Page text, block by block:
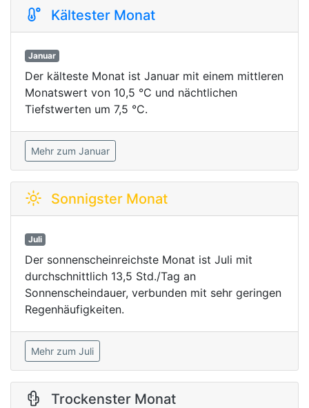
Kältester Monat
Januar
Der kälteste Monat ist Januar mit einem mittleren
Monatswert von 10,5 °C und nächtlichen
Tiefstwerten um 7,5 °C.
Mehr zum Januar
Sonnigster Monat
Juli
Der sonnenscheinreichste Monat ist Juli mit
durchschnittlich 13,5 Std./Tag an
Sonnenscheindauer, verbunden mit sehr geringen
Regenhäufigkeiten.
Mehr zum Juli
Trockenster Monat